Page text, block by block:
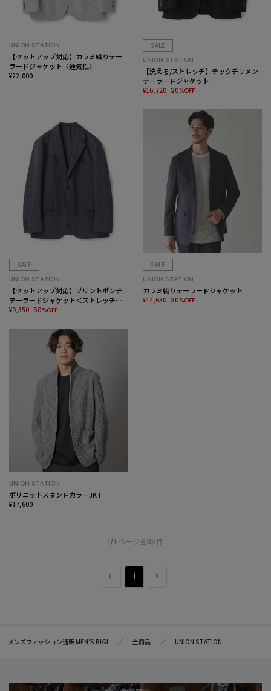
UNION STATION
【セットアップ対応】カラミ織りテー
ラードジャケット〈通気性〉
¥22,000
SALE
UNION STATION
【洗える/ストレッチ】テックチリメン
テーラードジャケット
¥16,720 20%OFF
SALE
UNION STATION
【セットアップ対応】プリントポンチ
テーラードジャケット＜ストレッチ・
ハンドウォッシャブル・接触冷感＞
¥9,350 50%OFF
SALE
UNION STATION
カラミ織りテーラードジャケット
¥14,630 30%OFF
UNION STATION
ポリニットスタンドカラーJKT
¥17,600
1/1 ページ全35件
1
メンズファッション通販 MEN'S BIGI 全商品 UNION STATION